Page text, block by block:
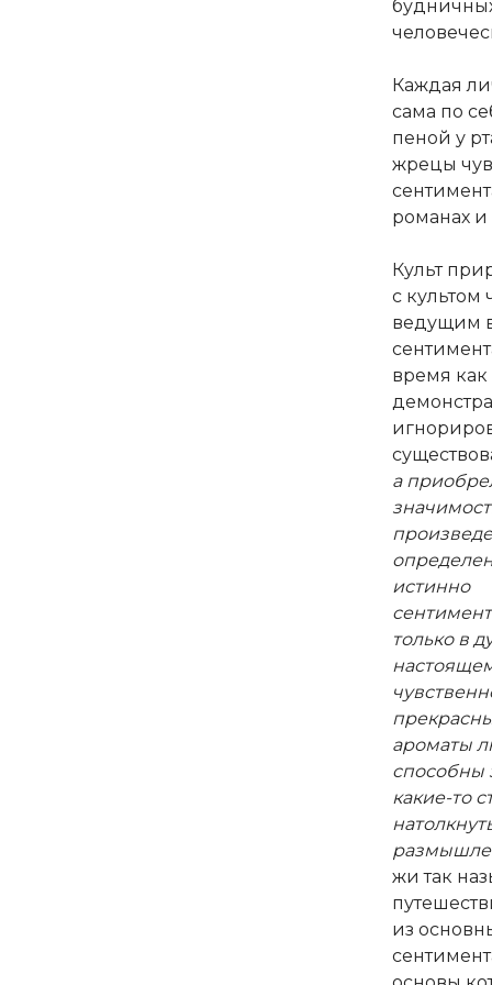
Каждая
сама по
пеной у
жрецы
романах и
Культ
с культом
ведущим
время
а
истинно
только в
ароматы
способны
какие-то
жи так
из